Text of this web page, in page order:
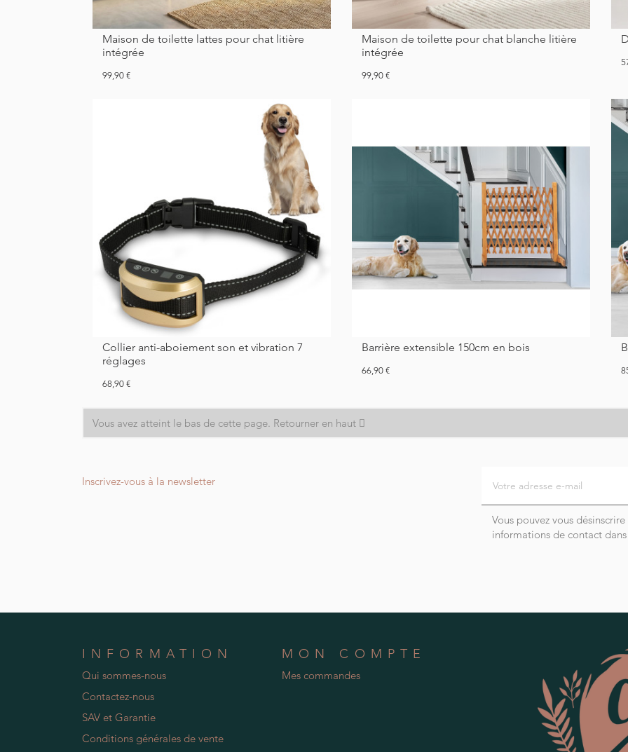
Maison de toilette lattes pour chat litière
intégrée
Prix
99,90 €
Maison de toilette pour chat blanche litière
intégrée
Prix
99,90 €
Collier anti-aboiement son et vibration 7
réglages
Prix
68,90 €
Barrière extensible 150cm en bois
Prix
66,90 €
Vous avez atteint le bas de cette page. Retourner en haut
Inscrivez-vous à la newsletter
Vous pouvez vous
informations de contact
INFORMATION
Qui sommes-nous
Contactez-nous
SAV et Garantie
Conditions générales de vente
MON COMPTE
Mes commandes